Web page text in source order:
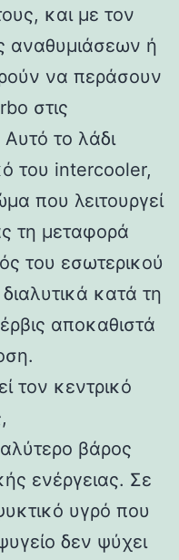
και με τον
αναθυμιάσεων ή
να περάσουν
στις
το λάδι
του intercooler,
που λειτουργεί
τη μεταφορά
του εσωτερικού
κατά τη
αποκαθιστά
τον κεντρικό
βάρος
ενέργειας. Σε
υγρό που
δεν ψύχει